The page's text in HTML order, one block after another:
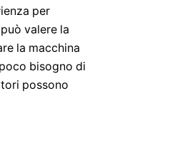
per
valere la
la macchina
bisogno di
possono